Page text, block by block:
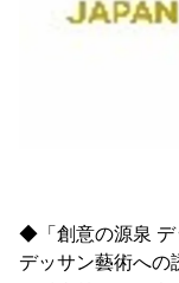
◆「創意の源泉 デ
デッサン藝術への